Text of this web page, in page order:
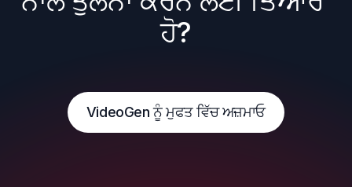
ਹੋ?
VideoGen ਨੂੰ ਮੁਫਤ ਵਿੱਚ ਅਜ਼ਮਾਓ